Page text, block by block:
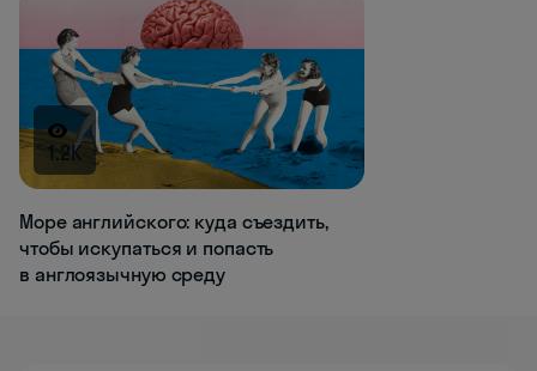
1.2K
Море английского: куда съездить,
чтобы искупаться и попасть
в англоязычную среду